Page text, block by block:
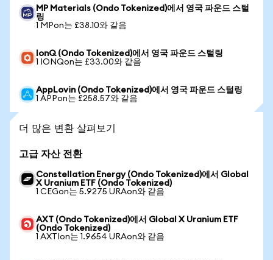
MP Materials (Ondo Tokenized)에서 영국 파운드 스털
링
1 MPon는 £38.10와 같음
IonQ (Ondo Tokenized)에서 영국 파운드 스털링
1 IONQon는 £33.00와 같음
AppLovin (Ondo Tokenized)에서 영국 파운드 스털링
1 APPon는 £258.57와 같음
더 많은 변환 살펴보기
고급 자산 전환
Constellation Energy (Ondo Tokenized)에서 Global
X Uranium ETF (Ondo Tokenized)
1 CEGon는 5.9275 URAon와 같음
AXT (Ondo Tokenized)에서 Global X Uranium ETF
(Ondo Tokenized)
1 AXTIon는 1.9654 URAon와 같음